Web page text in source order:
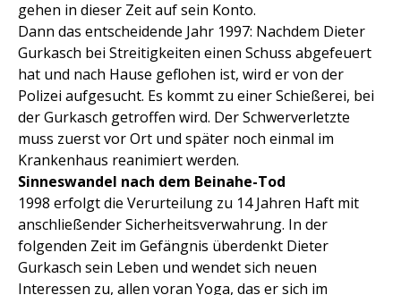
gehen in dieser Zeit auf sein Konto.
Dann das entscheidende Jahr 1997: Nachdem Dieter
Gurkasch bei Streitigkeiten einen Schuss abgefeuert
hat und nach Hause geflohen ist, wird er von der
Polizei aufgesucht. Es kommt zu einer Schießerei, bei
der Gurkasch getroffen wird. Der Schwerverletzte
muss zuerst vor Ort und später noch einmal im
Krankenhaus reanimiert werden.
Sinneswandel nach dem Beinahe-Tod
1998 erfolgt die Verurteilung zu 14 Jahren Haft mit
anschließender Sicherheitsverwahrung. In der
folgenden Zeit im Gefängnis überdenkt Dieter
Gurkasch sein Leben und wendet sich neuen
Interessen zu, allen voran Yoga, das er sich im